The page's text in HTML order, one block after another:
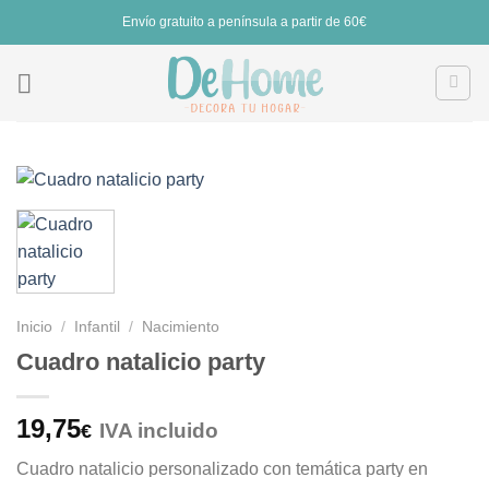
Envío gratuito a península a partir de 60€
Inicio / Infantil / Nacimiento
Cuadro natalicio party
19,75€ IVA incluido
Cuadro natalicio personalizado con temática party en